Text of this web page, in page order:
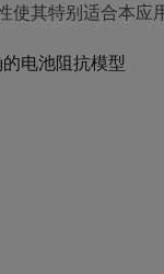
使其特别适合本应
电池阻抗模型